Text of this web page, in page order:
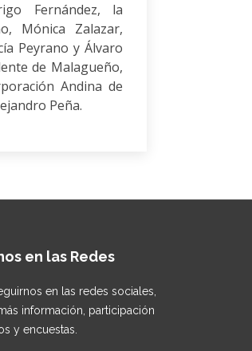
Fernández, la
Mónica Zalazar,
Peyrano y Álvaro
de Malagueño,
Andina de
Peña.
en las Redes
en las redes sociales,
información, participación
y encuestas.